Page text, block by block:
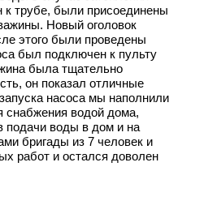
к трубе, были присоединены
Новый оголовок
этого были проведены
был подключен к пульту
была тщательно
он показал отличные
насоса мы наполнили
снабжения водой дома,
подачи воды в дом и на
бригады из 7 человек и
работ и остался доволен